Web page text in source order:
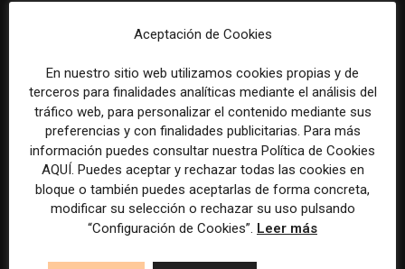
Previous article
Director/a sénior de marca y
contenidos en remoto
Next article
Coordinador de contenidos y
comunicación comercial
Aceptación de Cookies
En nuestro sitio web utilizamos cookies propias y de
terceros para finalidades analíticas mediante el análisis del
tráfico web, para personalizar el contenido mediante sus
preferencias y con finalidades publicitarias. Para más
información puedes consultar nuestra Política de Cookies
AQUÍ. Puedes aceptar y rechazar todas las cookies en
bloque o también puedes aceptarlas de forma concreta,
modificar su selección o rechazar su uso pulsando
“Configuración de Cookies”. Leer más